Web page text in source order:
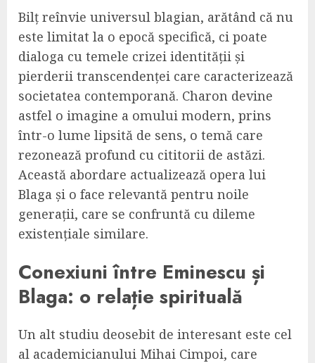
Bilț reînvie universul blagian, arătând că nu
este limitat la o epocă specifică, ci poate
dialoga cu temele crizei identității și
pierderii transcendenței care caracterizează
societatea contemporană. Charon devine
astfel o imagine a omului modern, prins
într-o lume lipsită de sens, o temă care
rezonează profund cu cititorii de astăzi.
Această abordare actualizează opera lui
Blaga și o face relevantă pentru noile
generații, care se confruntă cu dileme
existențiale similare.
Conexiuni între Eminescu și
Blaga: o relație spirituală
Un alt studiu deosebit de interesant este cel
al academicianului Mihai Cimpoi, care